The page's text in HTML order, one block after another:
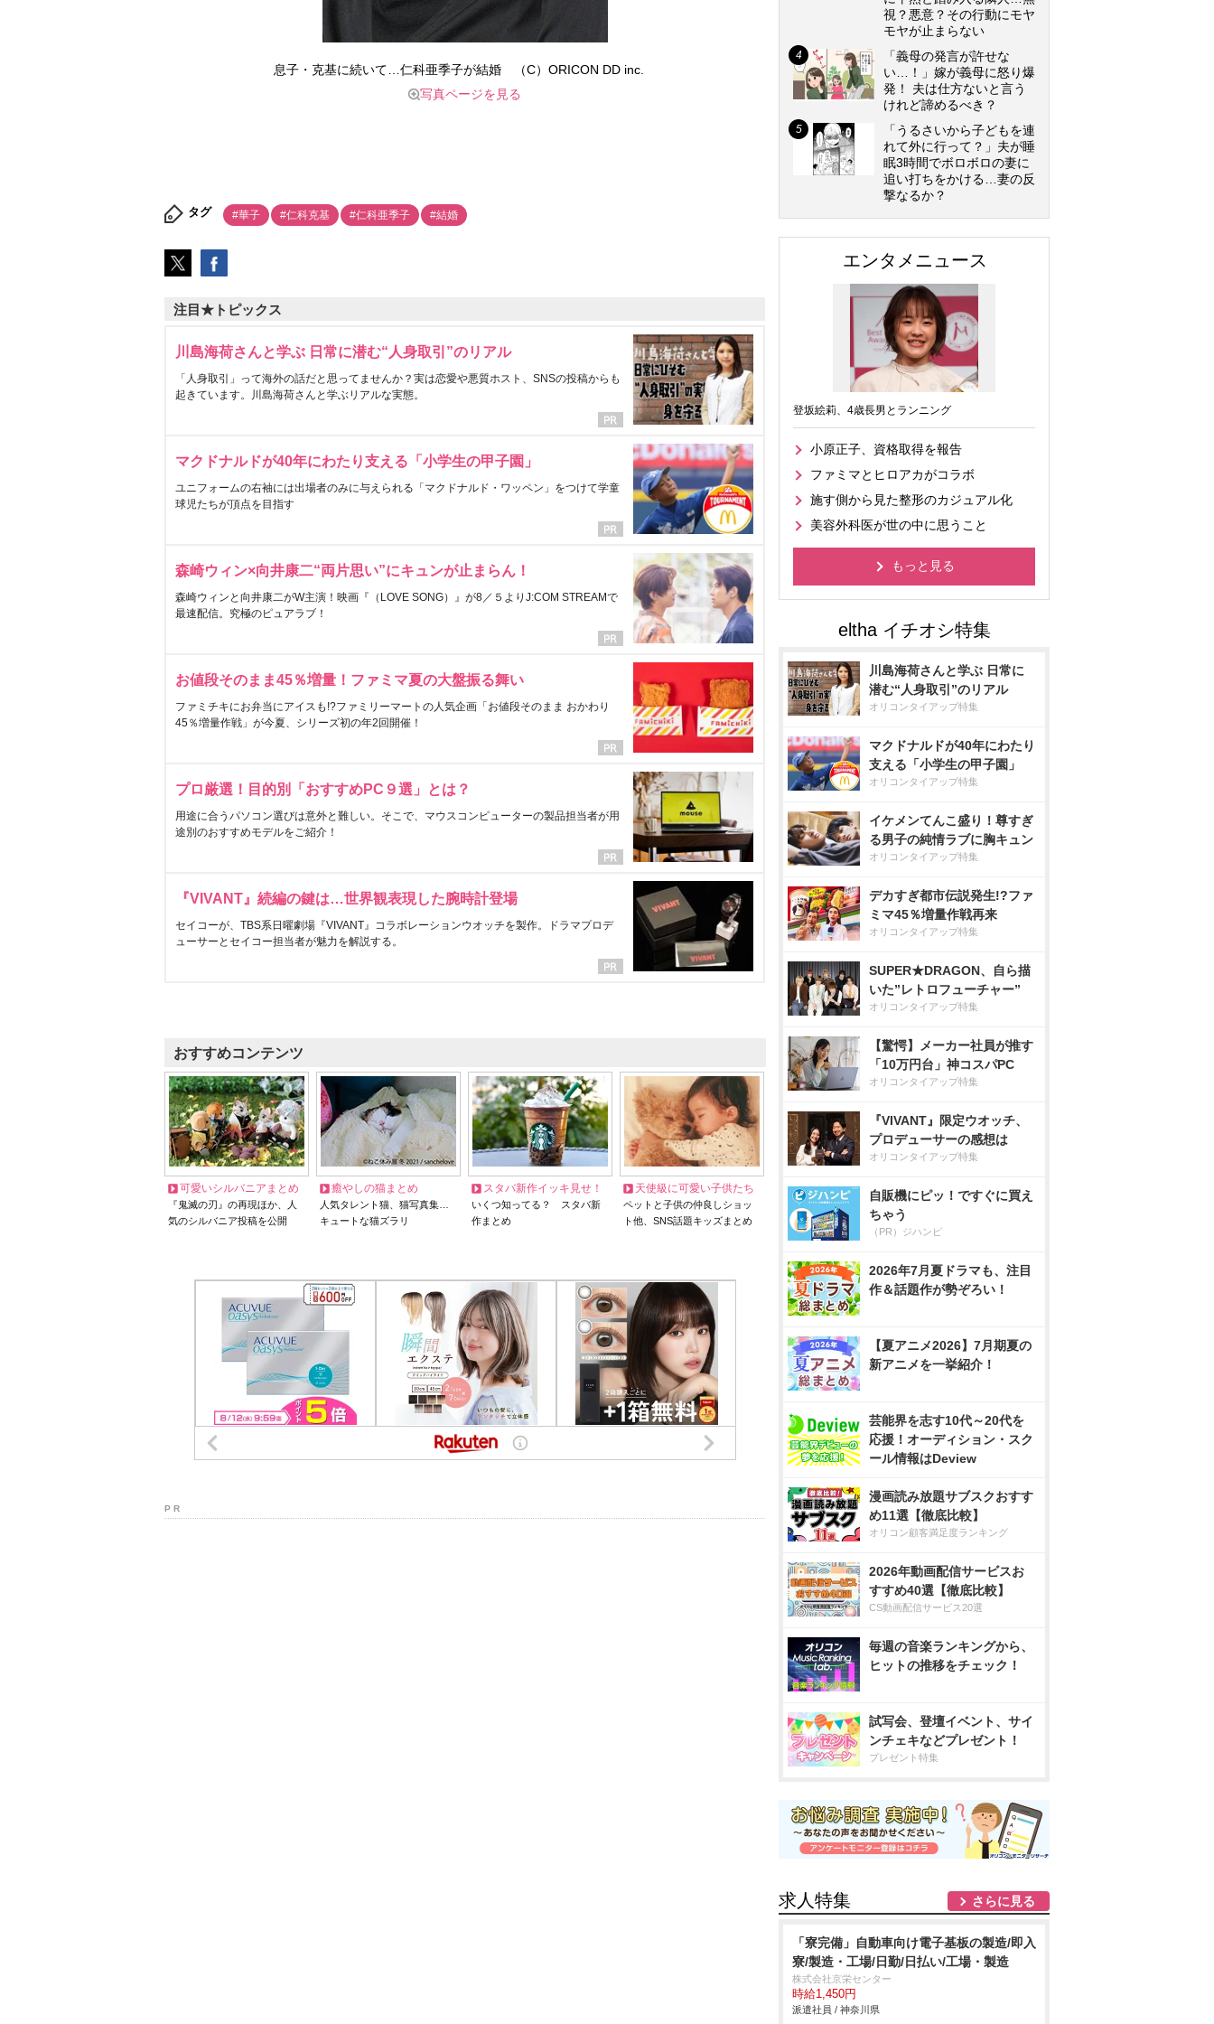
息子・克基に続いて…仁科亜季子が結婚 （C）ORICON DD inc.
写真ページを見る
タグ #華子 #仁科克基 #仁科亜季子 #結婚
注目★トピックス
川島海荷さんと学ぶ 日常に潜む“人身取引”のリアル
「人身取引」って海外の話だと思ってませんか？実は恋愛や悪質ホスト、SNSの投稿からも
起きています。川島海荷さんと学ぶリアルな実態。
マクドナルドが40年にわたり支える「小学生の甲子園」
ユニフォームの右袖には出場者のみに与えられる「マクドナルド・ワッペン」をつけて学童
球児たちが頂点を目指す
森崎ウィン×向井康二“両片思い”にキュンが止まらん！
森崎ウィンと向井康二がW主演！映画『（LOVE SONG）』が8／５よりJ:COM STREAMで
最速配信。究極のピュアラブ！
お値段そのまま45％増量！ファミマ夏の大盤振る舞い
ファミチキにお弁当にアイスも!?ファミリーマートの人気企画「お値段そのまま おかわり
45％増量作戦」が今夏、シリーズ初の年2回開催！
プロ厳選！目的別「おすすめPC９選」とは？
用途に合うパソコン選びは意外と難しい。そこで、マウスコンピューターの製品担当者が用
途別のおすすめモデルをご紹介！
『VIVANT』続編の鍵は…世界観表現した腕時計登場
セイコーが、TBS系日曜劇場『VIVANT』コラボレーションウオッチを製作。ドラマプロデ
ューサーとセイコー担当者が魅力を解説する。
おすすめコンテンツ
可愛いシルバニアまとめ
『鬼滅の刃』の再現ほか、人
気のシルバニア投稿を公開
癒やしの猫まとめ
人気タレント猫、猫写真集…
キュートな猫ズラリ
スタバ新作イッキ見せ！
いくつ知ってる？ スタバ新
作まとめ
天使級に可愛い子供たち
ペットと子供の仲良しショッ
ト他、SNS話題キッズまとめ
P R
視？悪意？その行動にモヤ
モヤが止まらない
「義母の発言が許せな
い…！」嫁が義母に怒り爆
発！ 夫は仕方ないと言う
けれど諦めるべき？
「うるさいから子どもを連
れて外に行って？」夫が睡
眠3時間でボロボロの妻に
追い打ちをかける…妻の反
撃なるか？
エンタメニュース
登坂絵莉、4歳長男とランニング
小原正子、資格取得を報告
ファミマとヒロアカがコラボ
施す側から見た整形のカジュアル化
美容外科医が世の中に思うこと
もっと見る
川島海荷さんと学ぶ 日常に
潜む“人身取引”のリアル
オリコンタイアップ特集
マクドナルドが40年にわたり
支える「小学生の甲子園」
オリコンタイアップ特集
イケメンてんこ盛り！尊すぎ
る男子の純情ラブに胸キュン
オリコンタイアップ特集
デカすぎ都市伝説発生!?ファ
ミマ45％増量作戦再来
オリコンタイアップ特集
SUPER★DRAGON、自ら描
いた”レトロフューチャー”
オリコンタイアップ特集
【驚愕】メーカー社員が推す
「10万円台」神コスパPC
オリコンタイアップ特集
『VIVANT』限定ウオッチ、
プロデューサーの感想は
オリコンタイアップ特集
自販機にピッ！ですぐに買え
ちゃう
（PR）ジハンピ
2026年7月夏ドラマも、注目
作＆話題作が勢ぞろい！
【夏アニメ2026】7月期夏の
新アニメを一挙紹介！
芸能界を志す10代～20代を
応援！オーディション・スク
ール情報はDeview
漫画読み放題サブスクおすす
め11選【徹底比較】
オリコン顧客満足度ランキング
2026年動画配信サービスお
すすめ40選【徹底比較】
CS動画配信サービス20選
毎週の音楽ランキングから、
ヒットの推移をチェック！
試写会、登壇イベント、サイ
ンチェキなどプレゼント！
プレゼント特集
求人特集 さらに見る
「寮完備」自動車向け電子基板の製造/即入
寮/製造・工場/日勤/日払い/工場・製造
株式会社京栄センター
時給1,450円
派遣社員 / 神奈川県